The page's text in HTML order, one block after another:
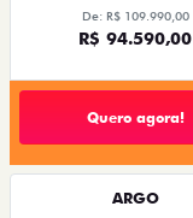
De: R$ 109.990,00
R$ 94.590,00
Quero agora!
ARGO